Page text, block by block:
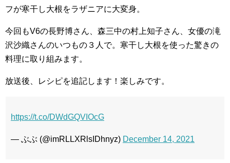
フが寒干し大根をラザニアに大変身。
今回もV6の長野博さん、森三中の村上知子さん、女優の滝
沢沙織さんのいつもの３人で。寒干し大根を使った驚きの
料理に取り組みます。
放送後、レシピを追記します！楽しみです。
https://t.co/DWdGQVIOcG
— ぶぶ (@imRLLXRlsIDhnyz) December 14, 2021